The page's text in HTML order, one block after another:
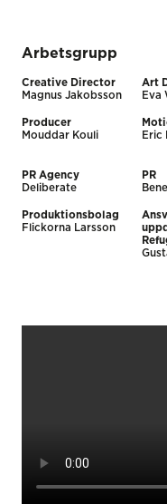
Arbetsgrupp
Creative Director
Magnus Jakobsson
Art
Eva
Producer
Mouddar Kouli
Eric
PR Agency
Deliberate
PR
Produktionsbolag
Flickorna Larsson